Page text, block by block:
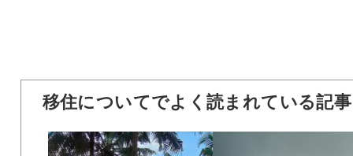
移住についてでよく読まれている記事